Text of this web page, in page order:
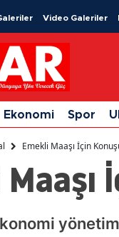
Video Galeriler
Ekonomi Spor
Emekli Maaşı İçin